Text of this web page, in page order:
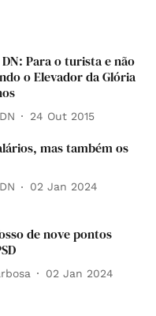
Para o turista e não
o Elevador da Glória
24 Out 2015
mas também os
02 Jan 2024
de nove pontos
02 Jan 2024